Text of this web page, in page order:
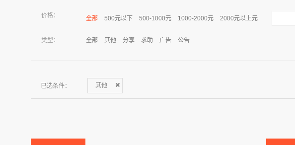
价格： 全部 500元以下 500-1000元 1000-2000元 2000元以上元
类型： 全部 其他 分享 求助 广告 公告
已选条件： 其他